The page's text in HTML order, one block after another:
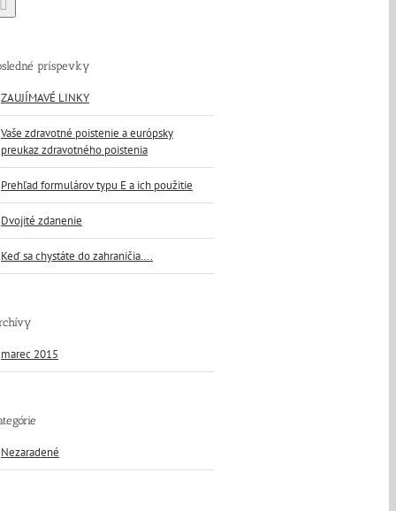
príspevky
ZAUJÍMAVÉ LINKY
Vaše zdravotné poistenie a európsky
preukaz zdravotného poistenia
Prehľad formulárov typu E a ich použitie
Dvojité zdanenie
Keď sa chystáte do zahraničia….
marec 2015
Nezaradené